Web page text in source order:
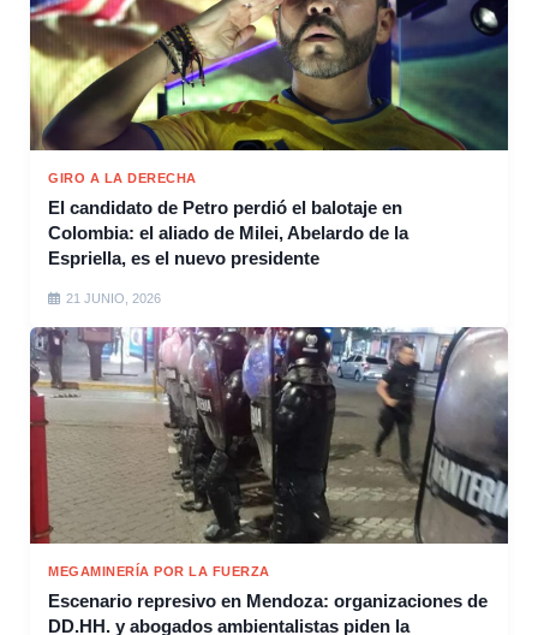
GIRO A LA DERECHA
El candidato de Petro perdió el balotaje en
Colombia: el aliado de Milei, Abelardo de la
Espriella, es el nuevo presidente
21 JUNIO, 2026
MEGAMINERÍA POR LA FUERZA
Escenario represivo en Mendoza: organizaciones de
DD.HH. y abogados ambientalistas piden la